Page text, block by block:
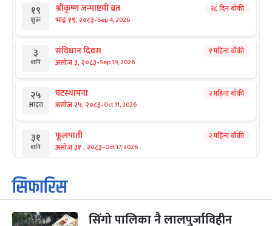
१९
शुक्र
श्रीकृष्ण जन्माष्टमी व्रत
भाद्र १९, २०८३-Sep 4, 2026
२८ दिन बाँकी
३
शनि
संविधान दिवस
असोज ३, २०८३-Sep 19, 2026
१ महिना बाँकी
२५
आइत
घटस्थापना
असोज २५, २०८३-Oct 11, 2026
२ महिना बाँकी
३१
शनि
फूलपाती
असोज ३१ , २०८३-Oct 17, 2026
२ महिना बाँकी
१
आइत
कार्तिक सङ्क्रान्ति
कार्तिक १, २०८३
महानवमी २ महिना बाँकी
सिफारिस
सिंगो पालिका नै लालपुर्जाविहीन